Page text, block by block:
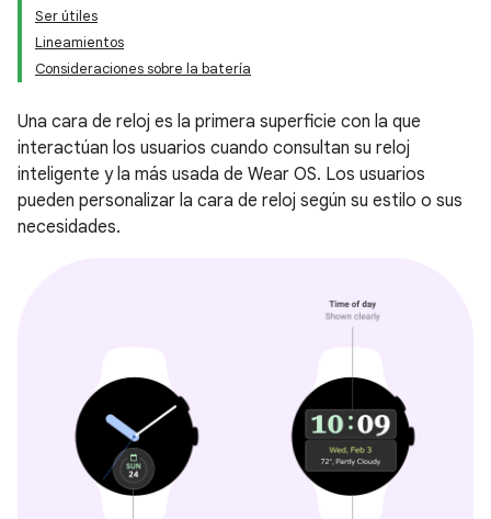
Ser útiles
Lineamientos
Consideraciones sobre la batería
Una cara de reloj es la primera superficie con la que
interactúan los usuarios cuando consultan su reloj
inteligente y la más usada de Wear OS. Los usuarios
pueden personalizar la cara de reloj según su estilo o sus
necesidades.